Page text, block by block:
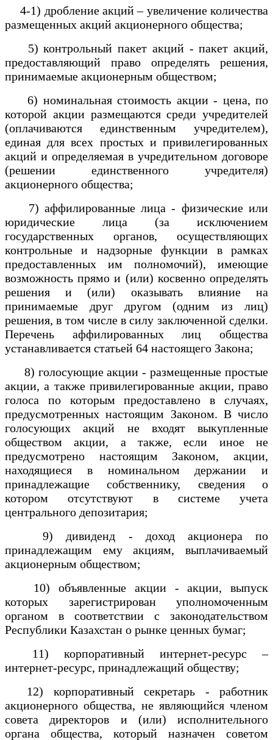
4-1) дробление акций – увеличение количества
размещенных акций акционерного общества;
5) контрольный пакет акций - пакет акций,
предоставляющий право определять решения,
принимаемые акционерным обществом;
6) номинальная стоимость акции - цена, по
которой акции размещаются среди учредителей
(оплачиваются единственным учредителем),
единая для всех простых и привилегированных
акций и определяемая в учредительном договоре
(решении единственного учредителя)
акционерного общества;
7) аффилированные лица - физические или
юридические лица (за исключением
государственных органов, осуществляющих
контрольные и надзорные функции в рамках
предоставленных им полномочий), имеющие
возможность прямо и (или) косвенно определять
решения и (или) оказывать влияние на
принимаемые друг другом (одним из лиц)
решения, в том числе в силу заключенной сделки.
Перечень аффилированных лиц общества
устанавливается статьей 64 настоящего Закона;
8) голосующие акции - размещенные простые
акции, а также привилегированные акции, право
голоса по которым предоставлено в случаях,
предусмотренных настоящим Законом. В число
голосующих акций не входят выкупленные
обществом акции, а также, если иное не
предусмотрено настоящим Законом, акции,
находящиеся в номинальном держании и
принадлежащие собственнику, сведения о
котором отсутствуют в системе учета
центрального депозитария;
9) дивиденд - доход акционера по
принадлежащим ему акциям, выплачиваемый
акционерным обществом;
10) объявленные акции - акции, выпуск
которых зарегистрирован уполномоченным
органом в соответствии с законодательством
Республики Казахстан о рынке ценных бумаг;
11) корпоративный интернет-ресурс –
интернет-ресурс, принадлежащий обществу;
12) корпоративный секретарь - работник
акционерного общества, не являющийся членом
совета директоров и (или) исполнительного
органа общества, который назначен советом